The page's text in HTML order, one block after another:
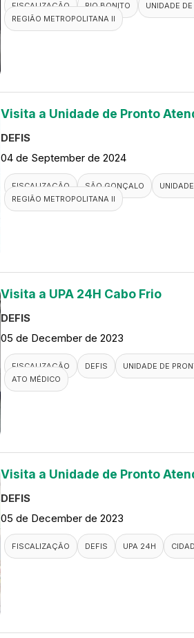
FISCALIZAÇÃO RIO BONITO UNIDADE
REGIÃO METROPOLITANA II
Visita a Unidade de Pronto
DEFIS
04 de September de 2024
FISCALIZAÇÃO SÃO GONÇALO
REGIÃO METROPOLITANA II
Visita a UPA 24H Cabo Frio
DEFIS
05 de December de 2023
FISCALIZAÇÃO DEFIS UNIDADE DE
ATO MÉDICO
Visita a Unidade de Pronto
DEFIS
05 de December de 2023
FISCALIZAÇÃO DEFIS UPA 24H